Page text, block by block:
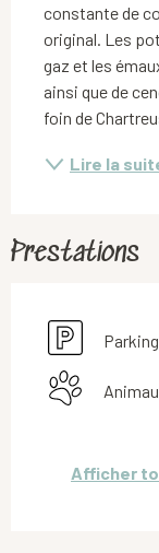
constante de
original. Les
gaz et les
ainsi que de
foin de
Lire la
Prestations
Parking
Afficher